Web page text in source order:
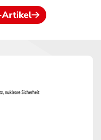
Artikel